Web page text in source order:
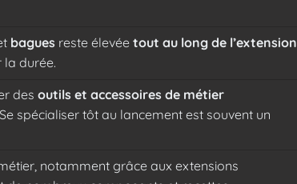
bagues reste élevée tout au long de l’extension
la durée.
des outils et accessoires de métier
spécialiser tôt au lancement est souvent un
notamment grâce aux extensions